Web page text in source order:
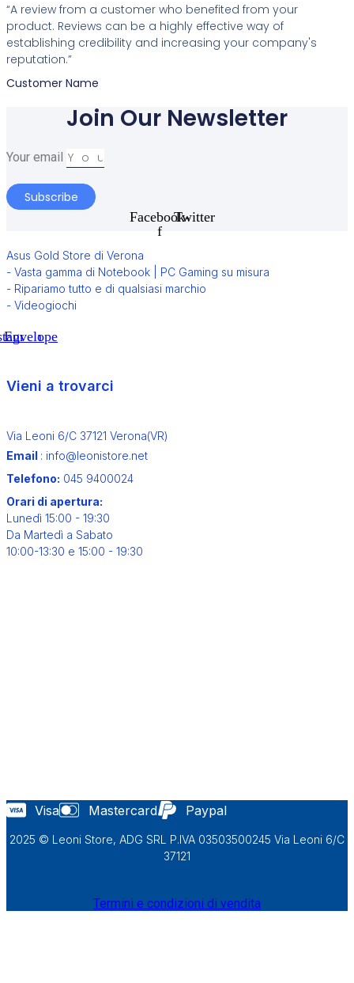
“A review from a customer who benefited from your
product. Reviews can be a highly effective way of
establishing credibility and increasing your company's
reputation.”
Customer Name
Join Our Newsletter
Your email
Subscribe
Facebook-
f
Twitter
Asus Gold Store di Verona
- Vasta gamma di Notebook | PC Gaming su misura
- Ripariamo tutto e di qualsiasi marchio
- Videogiochi
Envelope
Vieni a trovarci
Via Leoni 6/C 37121 Verona(VR)
Email : info@leonistore.net
Telefono: 045 9400024
Orari di apertura:
Lunedì 15:00 - 19:30
Da Martedì a Sabato
10:00-13:30 e 15:00 - 19:30
Visa Mastercard Paypal
2025 © Leoni Store, ADG SRL P.IVA 03503500245 Via Leoni 6/C
37121
Termini e condizioni di vendita